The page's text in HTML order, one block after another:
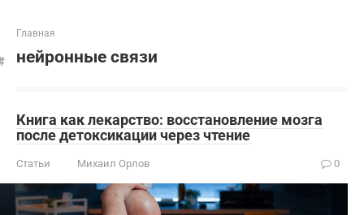
Главная
нейронные связи
Книга как лекарство: восстановление мозга
после детоксикации через чтение
Статьи Михаил Орлов 0